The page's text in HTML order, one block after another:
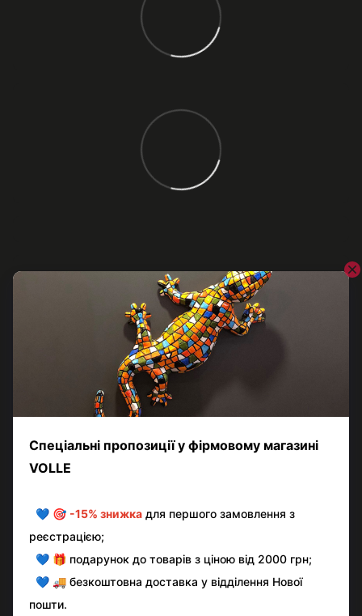
Додайте перший відгук
Написати відгук
Повна версія сайту